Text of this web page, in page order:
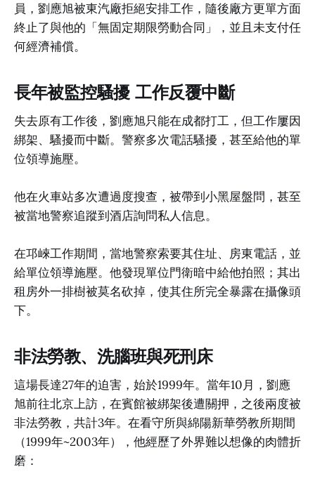
員，劉應旭被東汽廠拒絕安排工作，隨後廠方更單方面
終止了與他的「無固定期限勞動合同」，並且未支付任
何經濟補償。
長年被監控騷擾 工作反覆中斷
失去原有工作後，劉應旭只能在成都打工，但工作屢因
綁架、騷擾而中斷。警察多次電話騷擾，甚至給他的單
位領導施壓。
他在火車站多次遭過度搜查，被帶到小黑屋盤問，甚至
被當地警察追蹤到酒店詢問私人信息。
在邛崍工作期間，當地警察索要其住址、房東電話，並
給單位領導施壓。他發現單位門衛暗中給他拍照；其出
租房外一排樹被莫名砍掉，使其住所完全暴露在攝像頭
下。
非法勞教、洗腦班與死刑床
這場長達27年的迫害，始於1999年。當年10月，劉應
旭前往北京上訪，在賓館被綁架後遭關押，之後兩度被
非法勞教，共計3年。在看守所與綿陽新華勞教所期間
（1999年~2003年），他經歷了外界難以想像的肉體折
磨：